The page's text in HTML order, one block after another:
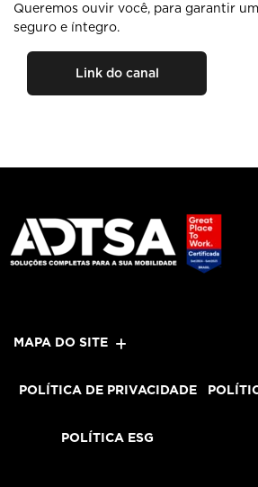
Queremos ouvir você, para garantir
seguro e íntegro.
Link do canal
MAPA DO SITE
POLÍTICA DE PRIVACIDADE
POLÍTICA ESG